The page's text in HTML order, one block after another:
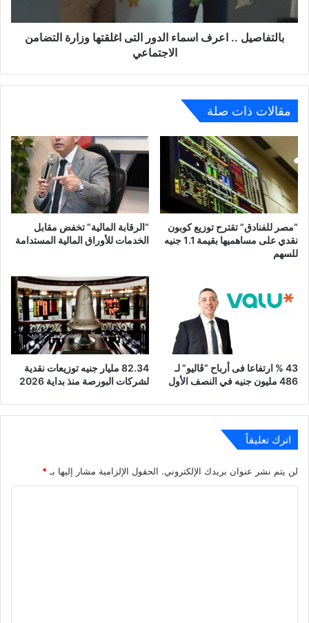
وزارة
التضامن
الاجتماعي
بالتفاصيل .. اعرف اسماء الدور التى اغلقتها وزارة التضامن
الاجتماعي
مقالات ذات صلة
“مصر للفنادق” تقترح توزيع كوبون
نقدي على مساهميها بقيمة 1.1 جنيه
للسهم
“الرقابة المالية” تخفض مقابل
الخدمات للأوراق المالية المستدامة
43 % ارتفاعا فى أرباح “ڤاليو” لـ
486 مليون جنيه في النصف الأول
82.34 مليار جنيه توزيعات نقدية
لشركات البورصة منذ بداية 2026
اترك تعليقاً
لن يتم نشر عنوان بريدك الإلكتروني. الحقول الإلزامية مشار إليها بـ*